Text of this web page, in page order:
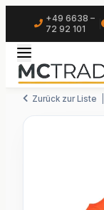
+49 6638 –
72 92 101
Zurück zur Liste